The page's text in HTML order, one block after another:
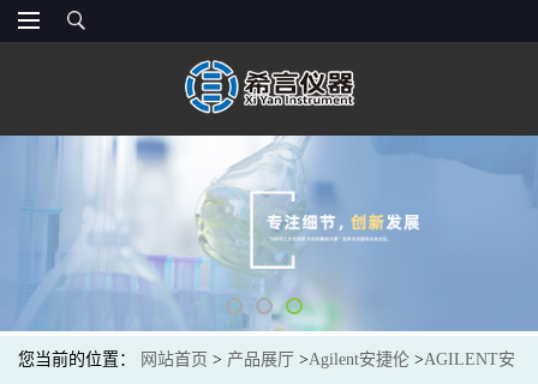
您当前的位置： 网站首页 > 产品展厅 >Agilent安捷伦 >AGILENT安